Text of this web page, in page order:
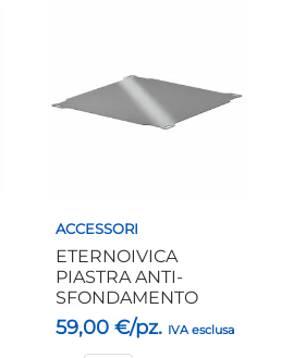
ACCESSORI
ETERNOIVICA
PIASTRA ANTI-
SFONDAMENTO
59,00€/pz. IVA esclusa